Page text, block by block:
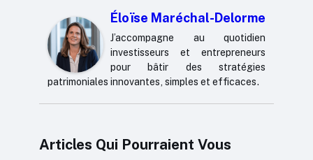
Éloïse Maréchal-Delorme
J’accompagne au quotidien
investisseurs et entrepreneurs
pour bâtir des stratégies
patrimoniales innovantes, simples et efficaces.
Articles Qui Pourraient Vous